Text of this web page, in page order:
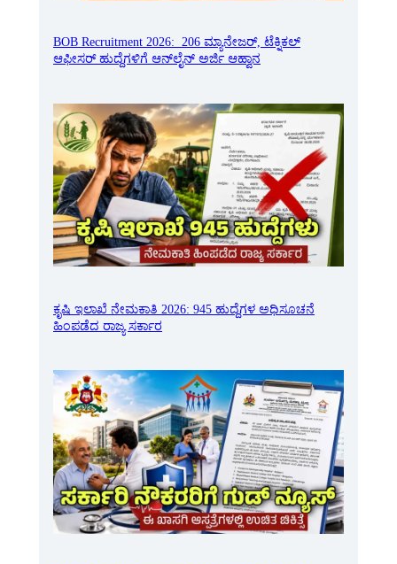
BOB Recruitment 2026: 206 ಮ್ಯಾನೇಜರ್, ಟೆಕ್ನಿಕಲ್
ಆಫೀಸರ್ ಹುದ್ದೆಗಳಿಗೆ ಆನ್‌ಲೈನ್ ಅರ್ಜಿ ಆಹ್ವಾನ
ಕೃಷಿ ಇಲಾಖೆ ನೇಮಕಾತಿ 2026: 945 ಹುದ್ದೆಗಳ ಅಧಿಸೂಚನೆ
ಹಿಂಪಡೆದ ರಾಜ್ಯ ಸರ್ಕಾರ